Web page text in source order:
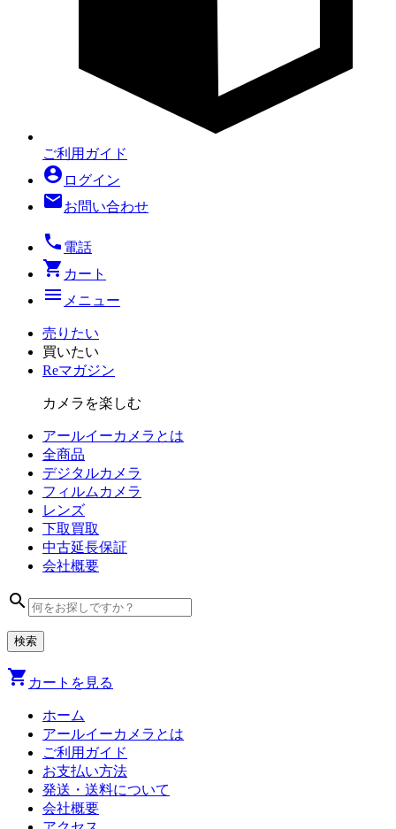
ご利用ガイド
account_circle ログイン
mailお問い合わせ
local_phone 電話
shopping_cart カート
menu メニュー
売りたい
買いたい
Reマガジン
カメラを楽しむ
アールイーカメラとは
全商品
デジタルカメラ
フィルム カメラ
レンズ
下取買取
中古延長保証
会社概要
search
shopping_cart カートを見る
ホーム
アールイーカメラとは
ご利用ガイド
お支払い方法
発送・送料について
会社概要